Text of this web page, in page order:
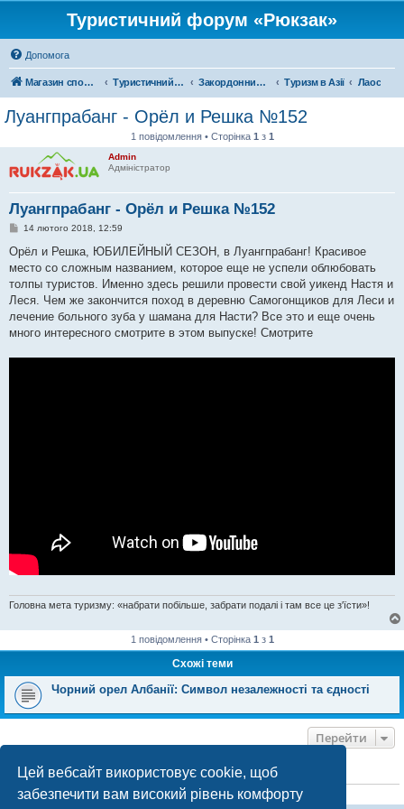
Цей вебсайт використовує cookie, щоб
забезпечити вам високий рівень комфорту
Туристичний форум «Рюкзак»
Допомога
Магазин спорядження Туристичний форум «Рюкзак» Закордонний туризм Туризм в Азії Лаос
Луангпрабанг - Орёл и Решка №152
1 повідомлення • Сторінка 1 з 1
Admin
Адміністратор
Луангпрабанг - Орёл и Решка №152
П
в
і
д
о
л
е
н
14 лютого 2018, 12:59
Орёл и Решка, ЮБИЛЕЙНЫЙ СЕЗОН, в Луангпрабанг! Красивое
место со сложным названием, которое еще не успели облюбовать
толпы туристов. Именно здесь решили провести свой уикенд Настя и
Леся. Чем же закончится поход в деревню Самогонщиков для Леси и
лечение больного зуба у шамана для Насти? Все это и еще очень
много интересного смотрите в этом выпуске! Смотрите
Головна мета туризму: «набрати побільше, забрати подалі і там все це з'їсти»!
1 повідомлення • Сторінка 1 з 1
Схожі теми
Чорний орел Албанії: Символ незалежності та єдності
Перейти
ХТО ЗАРАЗ ОНЛАЙН
Зараз переглядають цей форум:ClaudeBot [бот ШІ]і 0 гостей